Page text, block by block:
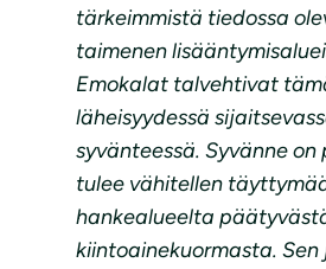
tärkeimmistä tiedossa
taimenen
Emokalat talvehtivat
läheisyydessä
syvänteessä. Syvänne on
tulee vähitellen
hankealueelta
kiintoainekuormasta. Sen